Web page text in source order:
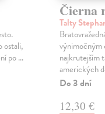
ostali,
po ...
Čierna
Talty
výnimočným
najkrutejším
amerických
Do 3 dní
12,30 €